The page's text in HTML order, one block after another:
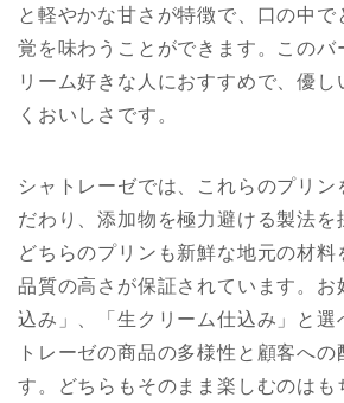
と軽やかな甘さが特徴で、口の中で
覚を味わうことができます。このバ
リーム好きな人におすすめで、優し
くおいしさです。
シャトレーゼでは、これらのプリン
だわり、添加物を極力避ける製法を
どちらのプリンも新鮮な地元の材料
品質の高さが保証されています。お
込み」、「生クリーム仕込み」と選
トレーゼの商品の多様性と顧客への
す。どちらもそのまま楽しむのはも